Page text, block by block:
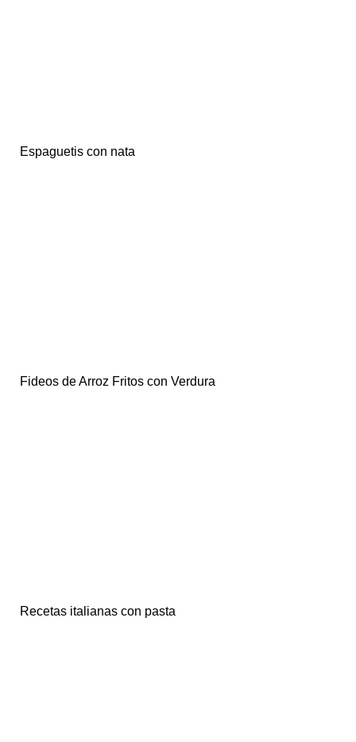
Espaguetis con nata
Fideos de Arroz Fritos con Verdura
Recetas italianas con pasta